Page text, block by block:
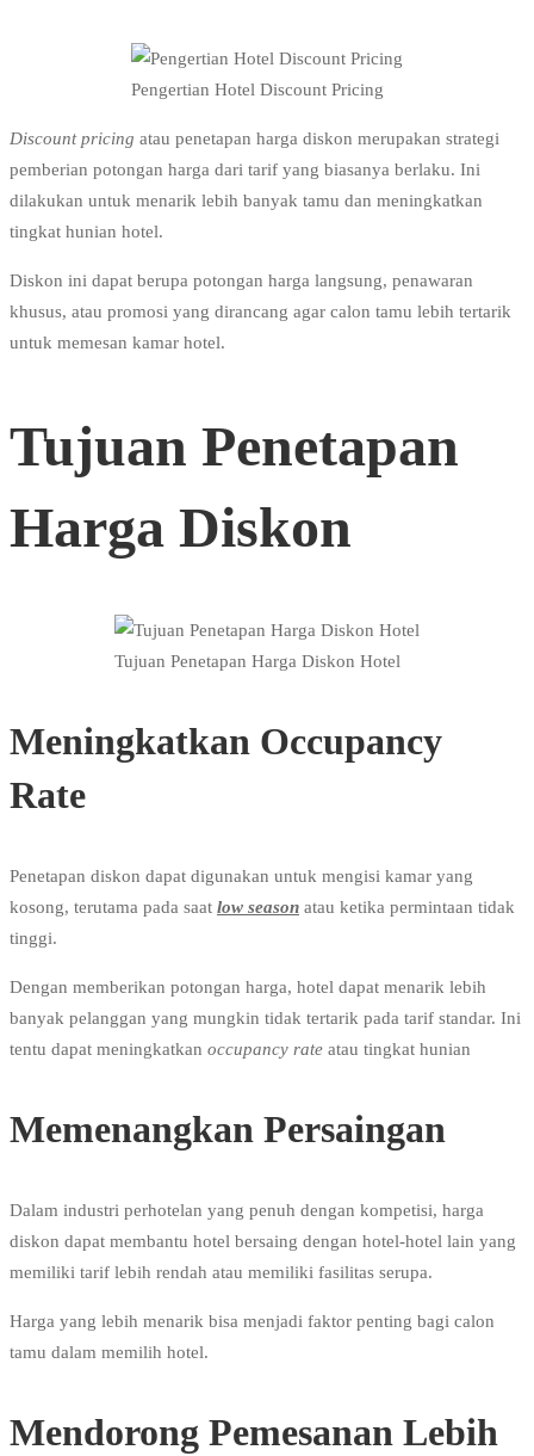
Pengertian Hotel Discount Pricing
Discount pricing atau penetapan harga diskon merupakan strategi
pemberian potongan harga dari tarif yang biasanya berlaku. Ini
dilakukan untuk menarik lebih banyak tamu dan meningkatkan
tingkat hunian hotel.
Diskon ini dapat berupa potongan harga langsung, penawaran
khusus, atau promosi yang dirancang agar calon tamu lebih tertarik
untuk memesan kamar hotel.
Tujuan Penetapan
Harga Diskon
Tujuan Penetapan Harga Diskon Hotel
Meningkatkan Occupancy
Rate
Penetapan diskon dapat digunakan untuk mengisi kamar yang
kosong, terutama pada saat low season atau ketika permintaan tidak
tinggi.
Dengan memberikan potongan harga, hotel dapat menarik lebih
banyak pelanggan yang mungkin tidak tertarik pada tarif standar. Ini
tentu dapat meningkatkan occupancy rate atau tingkat hunian
Memenangkan Persaingan
Dalam industri perhotelan yang penuh dengan kompetisi, harga
diskon dapat membantu hotel bersaing dengan hotel-hotel lain yang
memiliki tarif lebih rendah atau memiliki fasilitas serupa.
Harga yang lebih menarik bisa menjadi faktor penting bagi calon
tamu dalam memilih hotel.
Mendorong Pemesanan Lebih